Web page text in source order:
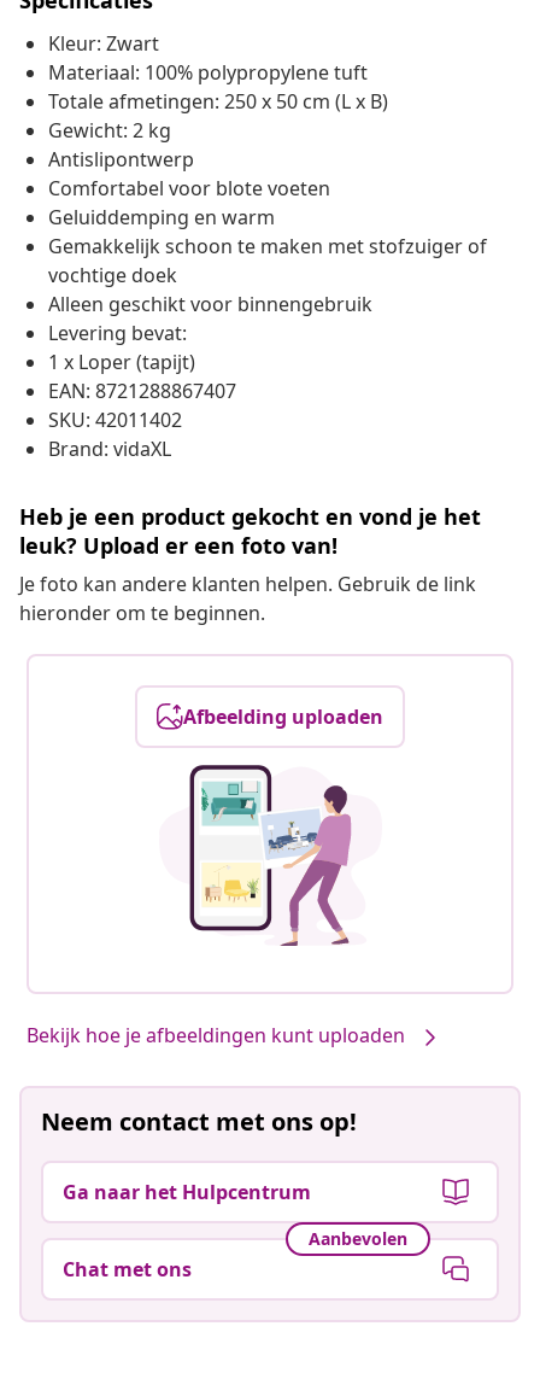
Kleur: Zwart
Materiaal: 100% polypropylene tuft
Totale afmetingen: 250 x 50 cm (L x B)
Gewicht: 2 kg
Antislipontwerp
Comfortabel voor blote voeten
Geluiddemping en warm
Gemakkelijk schoon te maken met stofzuiger of
vochtige doek
Alleen geschikt voor binnengebruik
Levering bevat:
1 x Loper (tapijt)
EAN: 8721288867407
SKU: 42011402
Brand: vidaXL
Heb je een product gekocht en vond je het
leuk? Upload er een foto van!
Je foto kan andere klanten helpen. Gebruik de link
hieronder om te beginnen.
Afbeelding uploaden
Bekijk hoe je afbeeldingen kunt uploaden
Neem contact met ons op!
Ga naar het Hulpcentrum
Aanbevolen
Chat met ons